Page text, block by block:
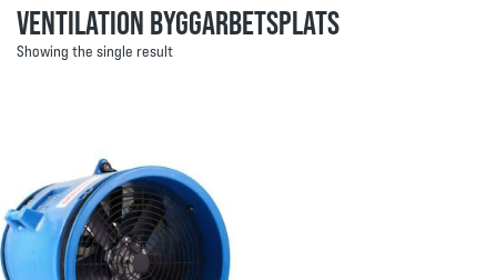
VENTILATION BYGGARBETSPLATS
Showing the single result